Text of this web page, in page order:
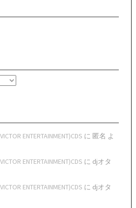
ENTERTAINMENT)CDS に 匿名 よ
ENTERTAINMENT)CDS に djオタ
ENTERTAINMENT)CDS に djオタ